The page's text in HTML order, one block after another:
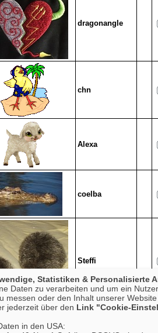
dragonangle
chn
Alexa
coelba
Steffi
Statistiken & Personalisierte
Daten zu verarbeiten und um ein
oder den Inhalt unserer
jederzeit über den Link "Cookie-
in den USA: